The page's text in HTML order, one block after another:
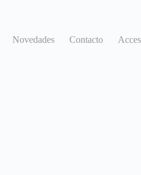
Novedades Contacto